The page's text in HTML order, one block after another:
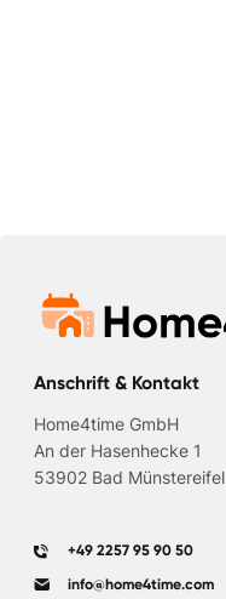
Anschrift & Kontakt
Home4time GmbH
An der Hasenhecke 1
53902 Bad Münstereifel
+49 2257 95 90 50
info@home4time.com